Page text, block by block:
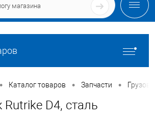
• Каталог товаров • Запчасти •
Rutrike D4, сталь